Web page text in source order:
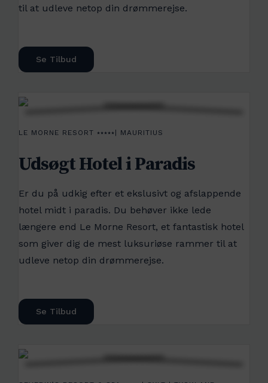
til at udleve netop din drømmerejse.
Se Tilbud
LE MORNE RESORT ⭑⭑⭑⭑⭑| MAURITIUS
Udsøgt Hotel i Paradis
Er du på udkig efter et ekslusivt og afslappende
hotel midt i paradis. Du behøver ikke lede
længere end Le Morne Resort, et fantastisk hotel
som giver dig de mest luksuriøse rammer til at
udleve netop din drømmerejse.
Se Tilbud